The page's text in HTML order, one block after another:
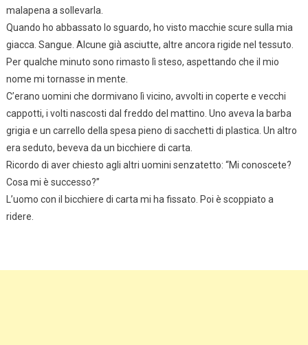
malapena a sollevarla.
Quando ho abbassato lo sguardo, ho visto macchie scure sulla mia
giacca. Sangue. Alcune già asciutte, altre ancora rigide nel tessuto.
Per qualche minuto sono rimasto lì steso, aspettando che il mio
nome mi tornasse in mente.
C’erano uomini che dormivano lì vicino, avvolti in coperte e vecchi
cappotti, i volti nascosti dal freddo del mattino. Uno aveva la barba
grigia e un carrello della spesa pieno di sacchetti di plastica. Un altro
era seduto, beveva da un bicchiere di carta.
Ricordo di aver chiesto agli altri uomini senzatetto: “Mi conoscete?
Cosa mi è successo?”
L’uomo con il bicchiere di carta mi ha fissato. Poi è scoppiato a
ridere.